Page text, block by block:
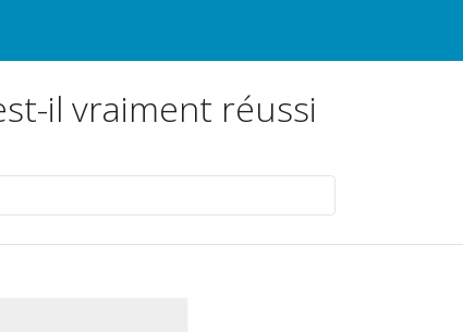
il vraiment réussi